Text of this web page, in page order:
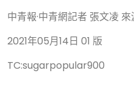
中青報·中青網記者 張文凌
2021年05月14日 01 版
TC:sugarpopular900